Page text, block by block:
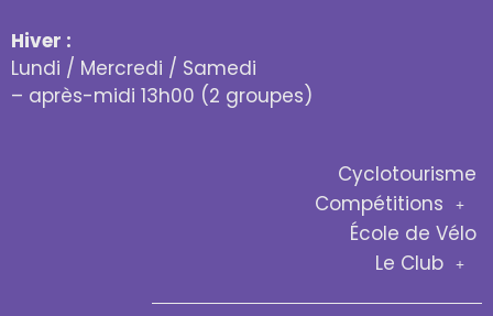
Hiver :
Lundi / Mercredi / Samedi
– après-midi 13h00 (2 groupes)
Cyclotourisme
Compétitions
École de Vélo
Le Club